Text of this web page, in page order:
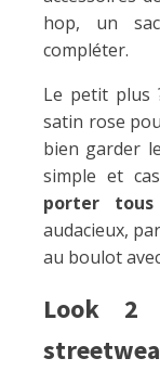
hop, un
compléter.
Le petit plus
satin rose
bien garder
simple et
porter
audacieux,
au boulot
Look 2